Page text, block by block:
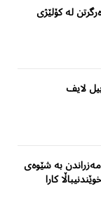
لە کۆلێژی
لایف
بە شێوەی
کارا